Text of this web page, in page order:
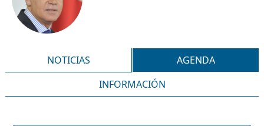
NOTICIAS
AGENDA
INFORMACIÓN